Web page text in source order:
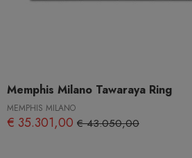
Memphis Milano Tawaraya Ring
MEMPHIS MILANO
€ 35.301,00 € 43.050,00